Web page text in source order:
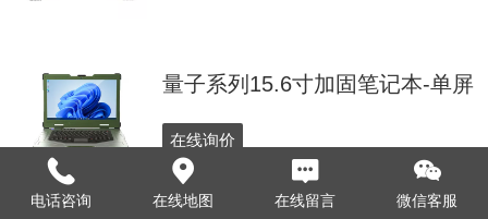
量子系列15.6寸加固笔记本-单屏
在线询价
电话咨询 在线地图 在线留言 微信客服